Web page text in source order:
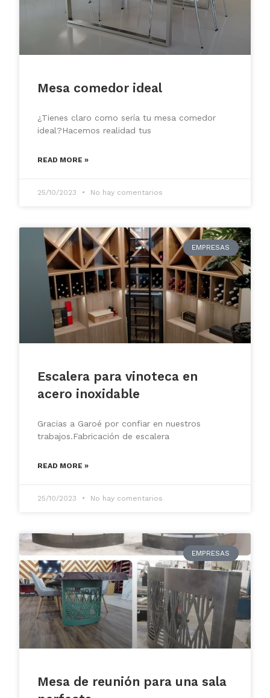
Mesa comedor ideal
¿Tienes claro como sería tu mesa comedor
ideal?Hacemos realidad tus
READ MORE »
25/10/2023 No hay comentarios
EMPRESAS
Escalera para vinoteca en
acero inoxidable
Gracias a Garoé por confiar en nuestros
trabajos.Fabricación de escalera
READ MORE »
25/10/2023 No hay comentarios
EMPRESAS
Mesa de reunión para una sala